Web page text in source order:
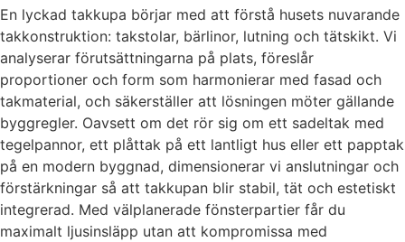
En lyckad takkupa börjar med att förstå husets nuvarande
takkonstruktion: takstolar, bärlinor, lutning och tätskikt. Vi
analyserar förutsättningarna på plats, föreslår
proportioner och form som harmonierar med fasad och
takmaterial, och säkerställer att lösningen möter gällande
byggregler. Oavsett om det rör sig om ett sadeltak med
tegelpannor, ett plåttak på ett lantligt hus eller ett papptak
på en modern byggnad, dimensionerar vi anslutningar och
förstärkningar så att takkupan blir stabil, tät och estetiskt
integrerad. Med välplanerade fönsterpartier får du
maximalt ljusinsläpp utan att kompromissa med